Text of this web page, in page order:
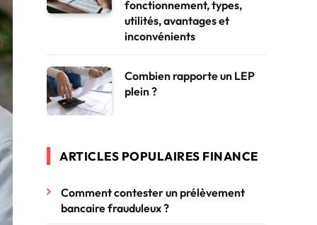
fonctionnement, types,
utilités, avantages et
inconvénients
Combien rapporte un LEP
plein ?
ARTICLES POPULAIRES FINANCE
Comment contester un prélèvement
bancaire frauduleux ?